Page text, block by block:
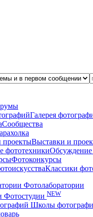
Галерея
Сообщества
Выставки и
Обсуждение
Фотоконкурсы
Классики
Фотолаборатории
Фотостудии NEW
Школы